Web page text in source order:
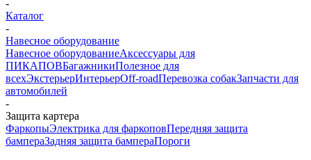
-
Каталог
-
Навесное оборудование
Навесное оборудованиеАксессуары для
ПИКАПОВБагажникиПолезное для
всехЭкстерьерИнтерьерOff-roadПеревозка собакЗапчасти для
автомобилей
-
Защита картера
ФаркопыЭлектрика для фаркоповПередняя защита
бампераЗадняя защита бампераПороги